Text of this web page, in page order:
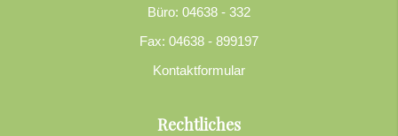
Büro: 04638 - 332
Fax: 04638 - 899197
Kontaktformular
Rechtliches